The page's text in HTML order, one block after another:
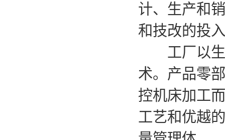
计、生产和
和技改的投
工厂以生
术。产品零
控机床加工
工艺和优越